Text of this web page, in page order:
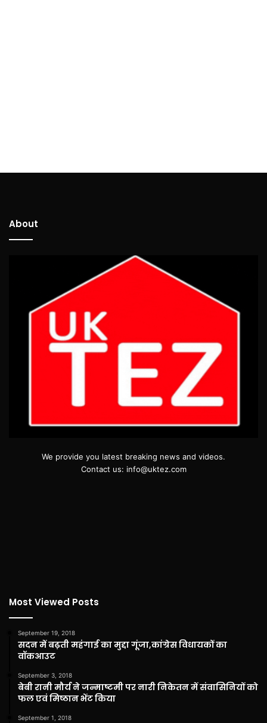
About
We provide you latest breaking news and videos.
Contact us: info@uktez.com
Most Viewed Posts
September 19, 2018
सदन में बढ़ती महंगाई का मुद्दा गूंजा,कांग्रेस विधायकों का
वॉकआउट
September 3, 2018
बेबी रानी मौर्य ने जन्माष्टमी पर नारी निकेतन में संवासिनियों को
फल एवं मिष्ठान भेंट किया
September 1, 2018